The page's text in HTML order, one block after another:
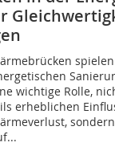
wichtige Rolle,
erheblichen